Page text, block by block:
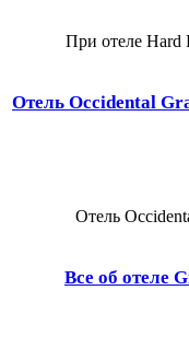
При отеле Hard
Отель Occidental
Отель
Все об отеле